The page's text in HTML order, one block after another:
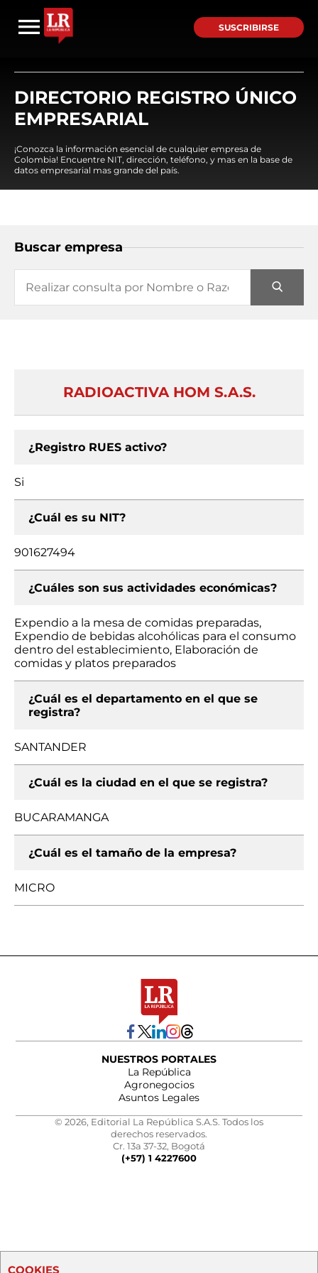
SUSCRIBIRSE
DIRECTORIO REGISTRO ÚNICO
EMPRESARIAL
¡Conozca la información esencial de cualquier empresa de
Colombia! Encuentre NIT, dirección, teléfono, y mas en la base de
datos empresarial mas grande del país.
Buscar empresa
RADIOACTIVA HOM S.A.S.
¿Registro RUES activo?
Si
¿Cuál es su NIT?
901627494
¿Cuáles son sus actividades económicas?
Expendio a la mesa de comidas preparadas,
Expendio de bebidas alcohólicas para el consumo
dentro del establecimiento, Elaboración de
comidas y platos preparados
¿Cuál es el departamento en el que se
registra?
SANTANDER
¿Cuál es la ciudad en el que se registra?
BUCARAMANGA
¿Cuál es el tamaño de la empresa?
MICRO
NUESTROS PORTALES
La República
Agronegocios
Asuntos Legales
© 2026, Editorial La República S.A.S. Todos los
derechos reservados.
Cr. 13a 37-32, Bogotá
(+57) 1 4227600
COOKIES